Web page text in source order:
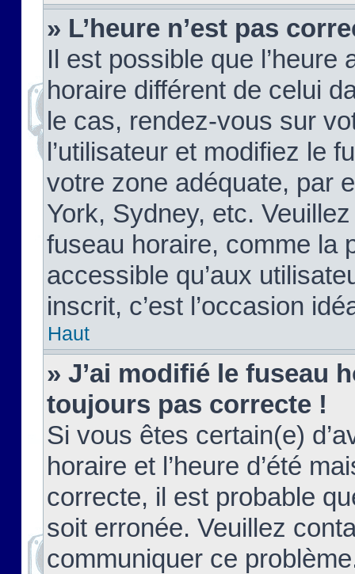
» L’heure n’est pas
Il est possible que
horaire différent de celui
le cas, rendez-vous sur
l’utilisateur et modifiez le
votre zone adéquate, par
York, Sydney, etc.
fuseau horaire, comme la
accessible qu’aux
inscrit, c’est l’occasion
Haut
» J’ai modifié le fuseau
toujours pas correcte !
Si vous êtes certain(e)
horaire et l’heure d’été
correcte, il est probable
soit erronée. Veuillez
communiquer ce